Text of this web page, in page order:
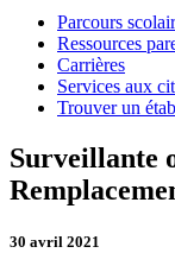
Parcours
Ressources
Carrières
Services aux
Trouver un
Surveillante
30 avril 2021